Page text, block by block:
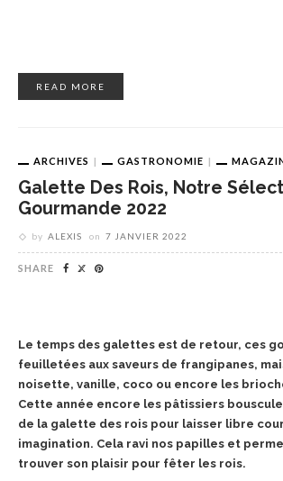
READ MORE
ARCHIVES GASTRONOMIE
Galette Des Rois, Notre
Gourmande 2022
by ALEXIS on 7 JANVIER 2022
SHARE
Le temps des galettes est de retour, ces
feuilletées aux saveurs de frangipanes,
noisette, vanille, coco ou encore les
Cette année encore les pâtissiers
de la galette des rois pour laisser libre
imagination. Cela ravi nos papilles et
trouver son plaisir pour fêter les rois.